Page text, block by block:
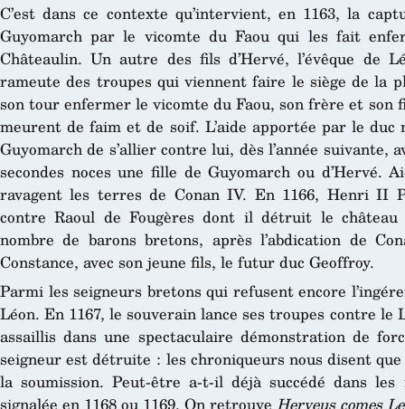
C’est dans ce contexte qu’intervient, en 1163, la
Guyomarch par le vicomte du Faou qui les fait
Châteaulin. Un autre des fils d’Hervé, l’évêque de
rameute des troupes qui viennent faire le siège de la
son tour enfermer le vicomte du Faou, son frère et son
meurent de faim et de soif. L’aide apportée par le
Guyomarch de s’allier contre lui, dès l’année suivante,
secondes noces une fille de Guyomarch ou d’Hervé.
ravagent les terres de Conan IV. En 1166, Henri II
contre Raoul de Fougères dont il détruit le château
nombre de barons bretons, après l’abdication de
Constance, avec son jeune fils, le futur duc Geoffroy.
Parmi les seigneurs bretons qui refusent encore
Léon. En 1167, le souverain lance ses troupes contre le
assaillis dans une spectaculaire démonstration de
seigneur est détruite : les chroniqueurs nous disent
la soumission. Peut-être a-t-il déjà succédé dans
signalée en 1168 ou 1169. On retrouve Herveus comes